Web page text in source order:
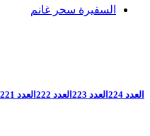
السفيرة سحر غانم
العدد 224 العدد 223 العدد 222 العدد 221